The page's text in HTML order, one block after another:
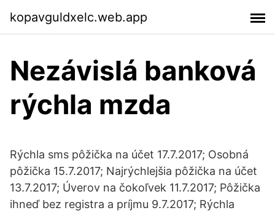
kopavguldxelc.web.app
Nezávislá banková
rýchla mzda
Rýchla sms pôžička na účet 17.7.2017; Osobná
pôžička 15.7.2017; Najrýchlejšia pôžička na účet
13.7.2017; Úverov na čokoľvek 11.7.2017; Pôžička
ihneď bez registra a príjmu 9.7.2017; Rýchla